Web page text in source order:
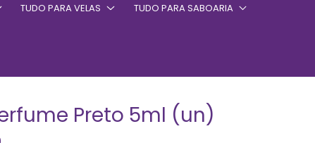
TUDO PARA VELAS TUDO PARA SABOARIA
Preto 5ml (un)